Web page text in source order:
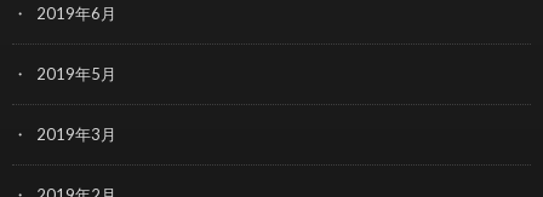
2019年6月
2019年5月
2019年3月